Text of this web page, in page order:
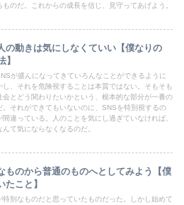
ものだ。これからの成長を信じ、見守ってあげよう。
の動きは気にしなくていい【僕なりの
】
が盛んになってきていろんなことができるように
し、それを危険視することは本質ではない。そもそも
会とどう関わりたいかという、根本的な部分が一番の
。それができてもいないのに、SNSを特別視するの
間違っている。人のことを気にし過ぎていなければ、
て気にならなくなるのだ。
ものから普通のものへとしてみよう【僕
たこと】
特別なものだと思っていたものだった。しかし始めて